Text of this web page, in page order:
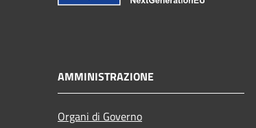
AMMINISTRAZIONE
Organi di Governo